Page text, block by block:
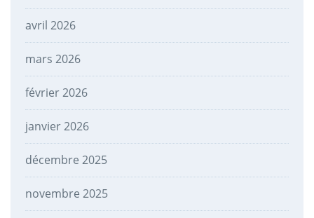
avril 2026
mars 2026
février 2026
janvier 2026
décembre 2025
novembre 2025